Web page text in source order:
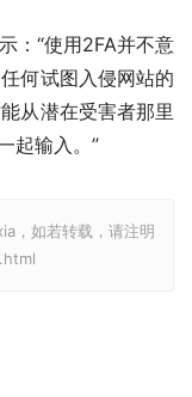
：“使用2FA并不意
何试图入侵网站的
从潜在受害者那里
起输入。”
，如若转载，请注明